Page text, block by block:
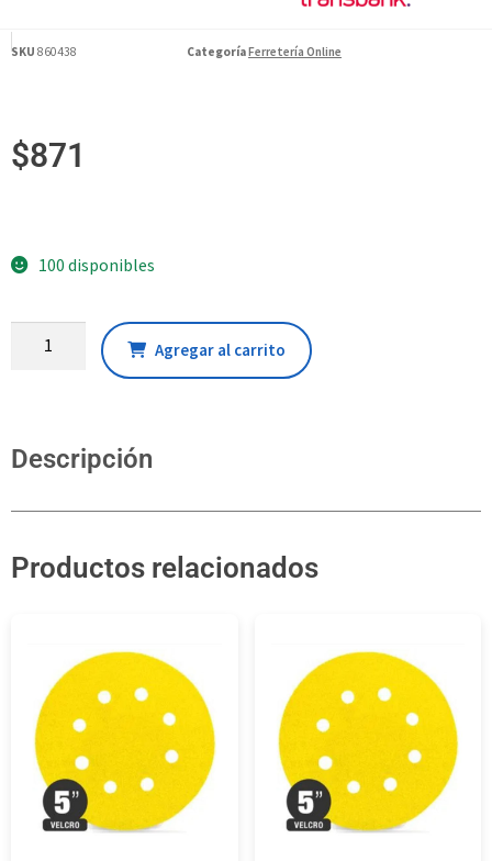
SKU 860438 CategoríaFerretería Online
$871
100 disponibles
Agregar al carrito
Descripción
Productos relacionados